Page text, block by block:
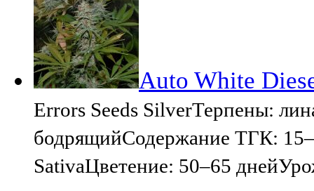
Auto White
Errors Seeds SilverТерпены:
бодрящийСодержание ТГК:
SativaЦветение: 50–65